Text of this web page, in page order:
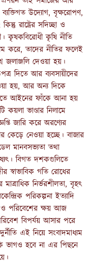
উদ্যোগ, বৃক্ষরোপণ,
রাষ্ট্রের সদিচ্ছা ও
কৃষকবিরোধী কৃষি নীতি
করে, তাদের নীতির ফলেই
জলাঞ্জলি দেওয়া হয়।
দিতে আর ব্যবসায়ীদের
হয়, আর অন্য দিকে
আইনের ফাঁকে আনা হয়
ভাণ্ডার নিলামে
জারি করে অরণ্যের
কেড়ে নেওয়া হচ্ছে। বাজার
মানবসভ্যতা তথা
বিগত দশকগুলিতে
গতি রোধের
নির্ভরশীলতা, বৃহৎ
পরিকল্পনা ইত্যাদি
ও পরিবেশের ক্ষয় আজ
বিপর্যয় আসার পরে
এই নিয়ে সংবাদমাধ্যম
ভাগও হবে না এর পিছনে